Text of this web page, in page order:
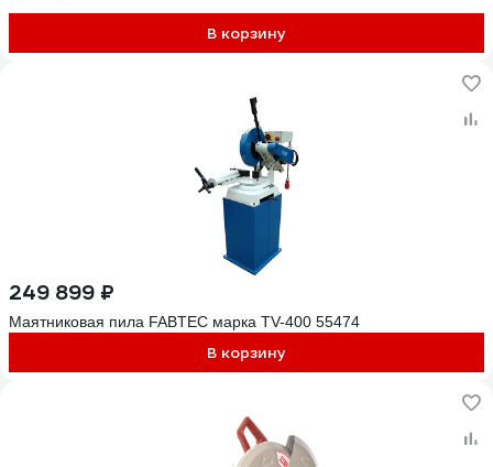
В корзину
249 899 ₽
Маятниковая пила FABTEC марка TV-400 55474
В корзину